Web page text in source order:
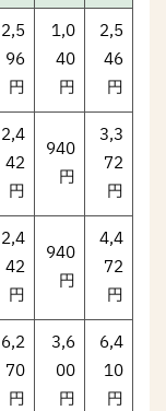
2,5
96
円
1,0
40
円
2,5
46
円
2,4
42
円
940
円
3,3
72
円
2,4
42
円
940
円
4,4
72
円
6,2
70
円
3,6
00
円
6,4
10
円